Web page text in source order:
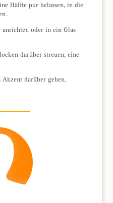
Hälfte pur belassen, in die
anrichten oder in ein Glas
darüber streuen, eine
darüber geben.